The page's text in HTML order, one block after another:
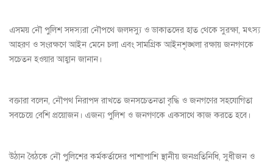
এসময় নৌ পুলিশ সদস্যরা নৌপথে জলদস্যু ও ডাকাতদের হাত থেকে সুরক্ষা, মৎস্য
আহরণ ও সংরক্ষণে আইন মেনে চলা এবং সামগ্রিক আইনশৃঙ্খলা রক্ষায় জনগণকে
সচেতন হওয়ার আহ্বান জানান।
বক্তারা বলেন, নৌপথ নিরাপদ রাখতে জনসচেতনতা বৃদ্ধি ও জনগণের সহযোগিতা
সবচেয়ে বেশি প্রয়োজন। এজন্য পুলিশ ও জনগণকে একসাথে কাজ করতে হবে।
উঠান বৈঠকে নৌ পুলিশের কর্মকর্তাদের পাশাপাশি স্থানীয় জনপ্রতিনিধি, সুধীজন ও